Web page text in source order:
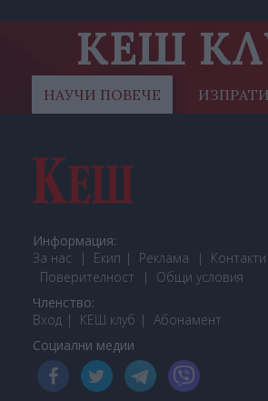
КЕШ
НАУЧИ ПОВЕЧЕ
Информация:
За нас
Екип Реклама
Контакти
Поверителност
Общи условия
Членство:
Вход
КЕШ клуб Абонамент
Социални медии